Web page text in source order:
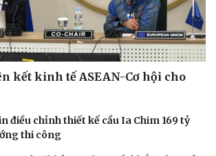
kết kinh tế ASEAN-Cơ hội cho
điều chỉnh thiết kế cầu Ia Chim 169 tỷ
thi công